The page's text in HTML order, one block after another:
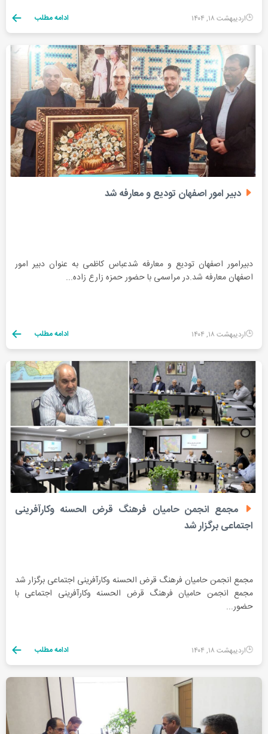
اردیبهشت ۱۸, ۱۴۰۴ ادامه مطلب
دبیر امور اصفهان تودیع و معارفه شد
دبیرامور اصفهان تودیع و معارفه شدعباس کاظمی به عنوان دبیر امور
اصفهان معارفه شد.در مراسمی با حضور حمزه زارع زاده...
اردیبهشت ۱۸, ۱۴۰۴ ادامه مطلب
مجمع انجمن حامیان فرهنگ قرض الحسنه و‌کارآفرینی
اجتماعی برگزار شد
مجمع انجمن حامیان فرهنگ قرض الحسنه و‌کارآفرینی اجتماعی برگزار شد
مجمع انجمن حامیان فرهنگ قرض الحسنه و‌کارآفرینی اجتماعی با
حضور...
اردیبهشت ۱۸, ۱۴۰۴ ادامه مطلب